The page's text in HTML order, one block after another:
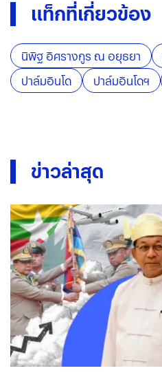
แท็กที่เกี่ยวข้อง
นิพิฐ อิศรางกูร ณ อยุธยา
ปาล์มอินโด
ปาล์มอินโดฯ
ข่าวล่าสุด